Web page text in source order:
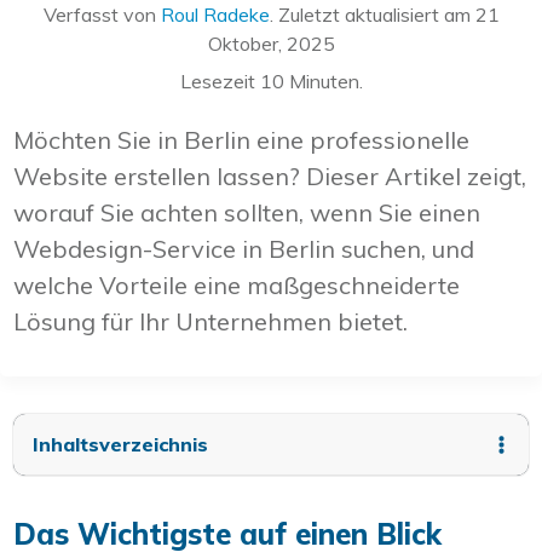
Verfasst von Roul Radeke. Zuletzt aktualisiert am 21
Oktober, 2025
Lesezeit 10 Minuten.
Möchten Sie in Berlin eine professionelle
Website erstellen lassen? Dieser Artikel zeigt,
worauf Sie achten sollten, wenn Sie einen
Webdesign-Service in Berlin suchen, und
welche Vorteile eine maßgeschneiderte
Lösung für Ihr Unternehmen bietet.
Inhaltsverzeichnis
Das Wichtigste auf einen Blick